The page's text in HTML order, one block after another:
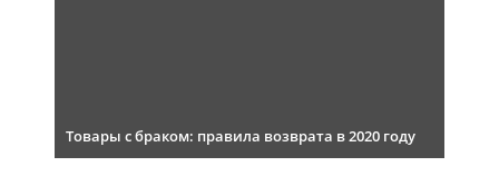
Товары с браком: правила возврата в 2020 году